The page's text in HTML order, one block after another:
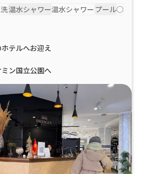
温水シャワー温水シャワー プール○
テルへお迎え
ン国立公園へ